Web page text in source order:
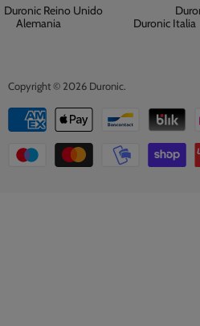
Duronic Reino Unido
Alemania
Copyright © 2026 Duronic.